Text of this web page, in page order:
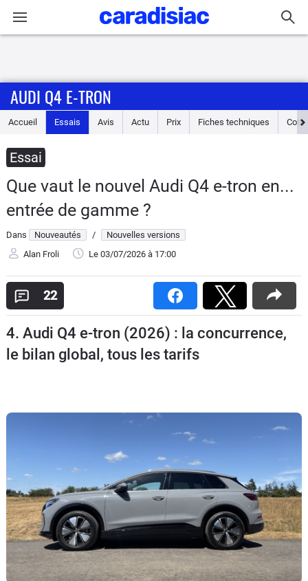
Accueil
Essais
Guide
d'achat
Electriques
Utilitaires
Flottes
Auto
Forum
Marques
AUDI Q4 E-TRON
Accueil Essais Avis Actu Prix Fiches techniques Cote
Essai
Que vaut le nouvel Audi Q4 e-tron en...
entrée de gamme ?
Dans Nouveautés /
Nouvelles versions
Alan Froli
Le 03/07/2026 à 17:00
22
4. Audi Q4 e-tron (2026) : la concurrence,
le bilan global, tous les tarifs